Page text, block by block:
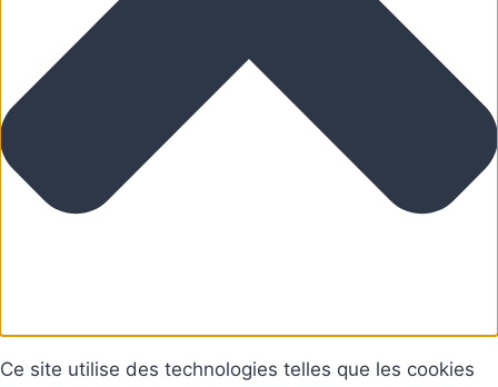
Ce site utilise des technologies telles que les cookies